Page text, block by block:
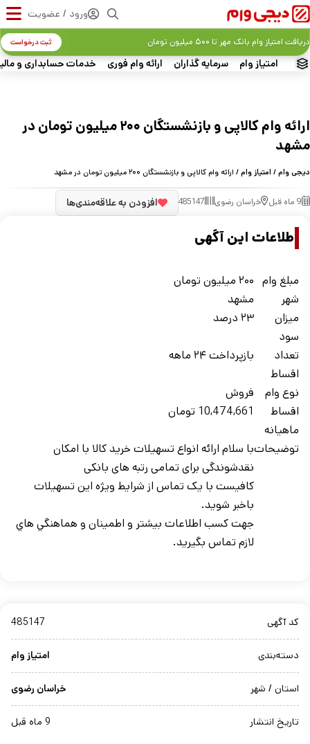
ورود / عضویت
امتیاز وام سرمایه گذاران ارائه وام فوری خدمات حسابداری و
دریافت امتیاز وام بانک مهر تا ۵۰۰ میلیون تومان ثبت درخواست
ارائه وام کالاپی و بازنشستگان ۲۰۰ میلیون تومان در
مشهد
دیجی وام/ امتیاز وام/ ارائه وام کالاپی و بازنشستگان ۲۰۰ میلیون تومان در مشهد
9 ماه قبل خراسان رضوی 485147 افزودن به علاقه‌مندی‌ها
اطلاعات این آگهی
مبلغ وام ۲۰۰ میلیون تومان
شهر
مشهد
ميزان
سود
۲۳ درصد
تعداد
اقساط
بازپرداخت ۲۴ ماهه
نوع وام
فروش
اقساط
ماهيانه
10,474,661 تومان
توضيحاتبا سلام ارائه انواع تسهیلات خرید کالا با امکان
نقدشوندگی برای تمامی رتبه های بانکی
کافیست با یک تماس از شرایط ویژه این تسهیلات
باخبر شوید.
جهت کسب اطلاعات بيشتر و اطمينان و هماهنگي هاي
لازم تماس بگيريد.
کد آگهی 485147
دسته‌بندی امتیاز وام
استان / شهر خراسان رضوی
تاریخ انتشار 9 ماه قبل